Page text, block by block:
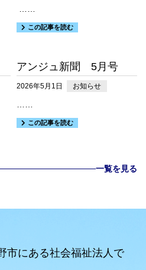
この記事を読む
アンジュ新聞 5月号
2026年5月1日 お知らせ
この記事を読む
一覧を見る
市にある社会福祉法人で